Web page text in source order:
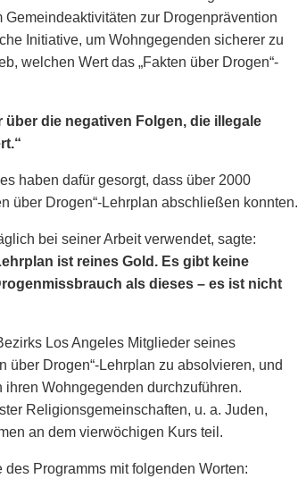
zur Drogenprävention
Initiative, um Wohngegenden sicherer zu
welchen Wert das „Fakten über Drogen“-
die negativen Folgen, die illegale
haben dafür gesorgt, dass über 2000
über Drogen“-Lehrplan abschließen konnten.
bei seiner Arbeit verwendet, sagte:
ist reines Gold. Es gibt keine
als dieses – es ist nicht
Los Angeles Mitglieder seines
über Drogen“-Lehrplan zu absolvieren, und
ihren Wohngegenden durchzuführen.
Religionsgemeinschaften, u. a. Juden,
an dem vierwöchigen Kurs teil.
Programms mit folgenden Worten: